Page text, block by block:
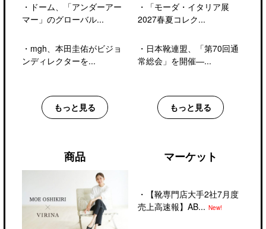
・ ドーム、「アンダーアー
マー」のグローバル...
・ mgh、本田圭佑がビジョ
ンディレクターを...
もっと見る
・
「モーダ・イタリア展
2027春夏コレク...
・ 日本靴連盟、「第70回通
常総会」を開催―...
もっと見る
商品 マーケット
・
【靴専門店大手2社7月度
売上高速報】AB... New!